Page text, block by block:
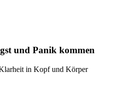
und Panik kommen
in Kopf und Körper